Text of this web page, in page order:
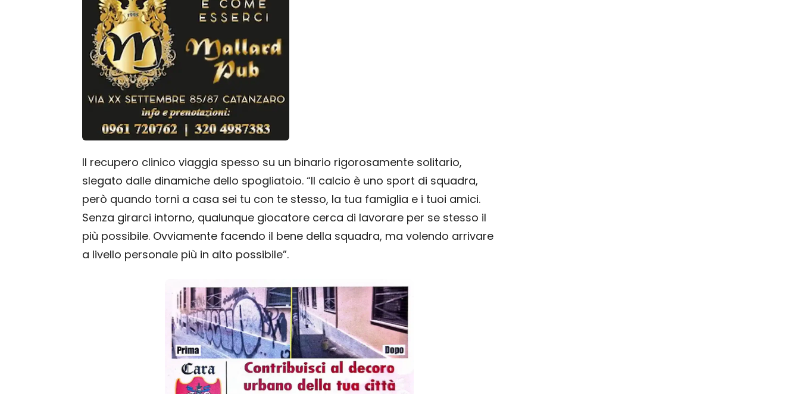
Il recupero clinico viaggia spesso su un binario rigorosamente solitario,
slegato dalle dinamiche dello spogliatoio. “Il calcio è uno sport di squadra,
però quando torni a casa sei tu con te stesso, la tua famiglia e i tuoi amici.
Senza girarci intorno, qualunque giocatore cerca di lavorare per se stesso il
più possibile. Ovviamente facendo il bene della squadra, ma volendo arrivare
a livello personale più in alto possibile”.